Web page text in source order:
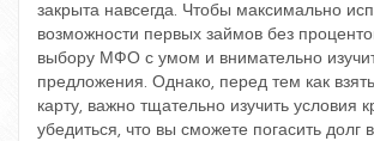
закрыта навсегда. Чтобы максимально
возможности первых займов без
выбору МФО с умом и внимательно
предложения. Однако, перед тем как
карту, важно тщательно изучить условия
убедиться, что вы сможете погасить долг